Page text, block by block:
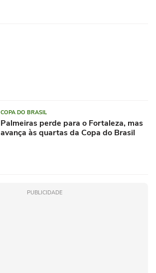
COPA DO BRASIL
Palmeiras perde para o Fortaleza, mas
avança às quartas da Copa do Brasil
PUBLICIDADE